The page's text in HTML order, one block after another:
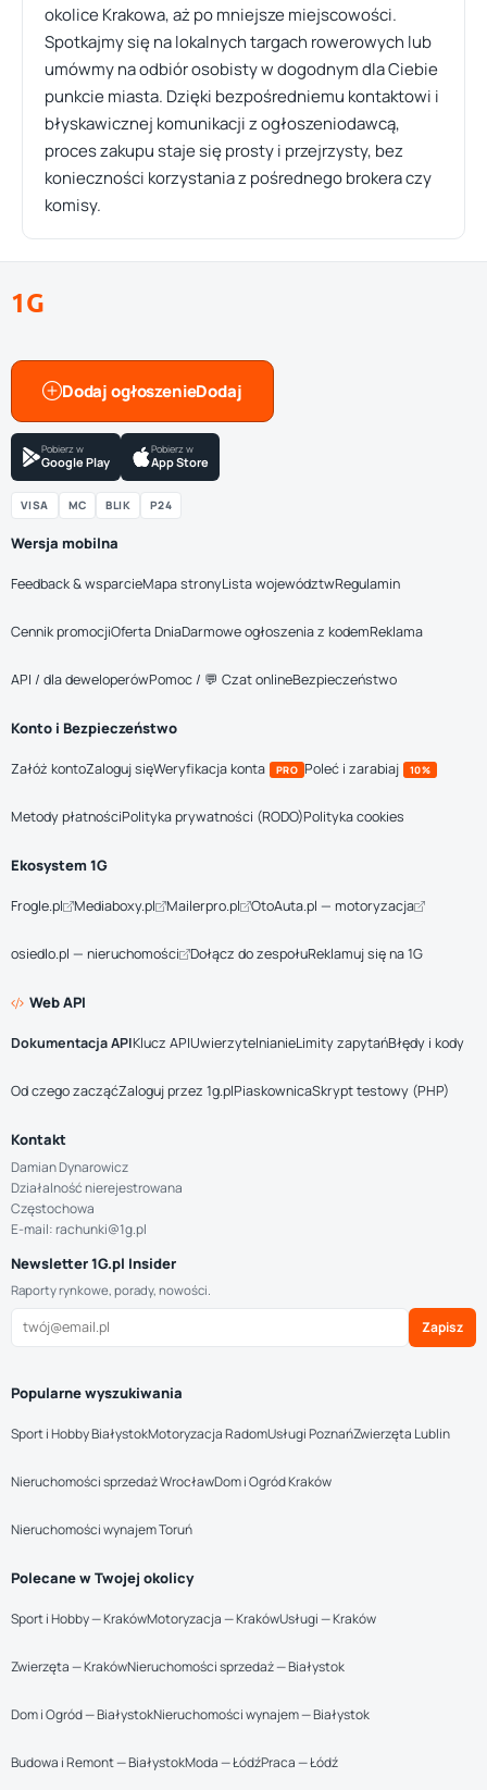
okolice Krakowa, aż po mniejsze miejscowości.
Spotkajmy się na lokalnych targach rowerowych lub
umówmy na odbiór osobisty w dogodnym dla Ciebie
punkcie miasta. Dzięki bezpośredniemu kontaktowi i
błyskawicznej komunikacji z ogłoszeniodawcą,
proces zakupu staje się prosty i przejrzysty, bez
konieczności korzystania z pośrednego brokera czy
komisy.
1G
Dodaj ogłoszenie
Pobierz w
Google Play
Pobierz w
App Store
VISA MC BLIK P24
Wersja mobilna
Feedback & wsparcieMapa stronyLista województwRegulamin
Cennik promocjiOferta DniaDarmowe ogłoszenia z kodemReklama
API / dla deweloperówPomoc / 💬 Czat onlineBezpieczeństwo
Konto i Bezpieczeństwo
Załóż kontoZaloguj sięWeryfikacja konta PRO Poleć i zarabiaj 10%
Metody płatnościPolityka prywatności (RODO)Polityka cookies
Ekosystem 1G
Frogle.pl Mediaboxy.pl Mailerpro.pl OtoAuta.pl — motoryzacja
osiedlo.pl — nieruchomości Dołącz do zespołuReklamuj się na 1G
Web API
Dokumentacja APIKlucz APIUwierzytelnianieLimity zapytańBłędy i kody
Od czego zacząćZaloguj przez 1g.plPiaskownicaSkrypt testowy (PHP)
Kontakt
Damian Dynarowicz
Działalność nierejestrowana
Częstochowa
E-mail: rachunki@1g.pl
Newsletter 1G.pl Insider
Raporty rynkowe, porady, nowości.
Zapisz
Popularne wyszukiwania
Sport i Hobby BiałystokMotoryzacja RadomUsługi PoznańZwierzęta Lublin
Nieruchomości sprzedaż WrocławDom i Ogród Kraków
Nieruchomości wynajem Toruń
Polecane w Twojej okolicy
Sport i Hobby — KrakówMotoryzacja — KrakówUsługi — Kraków
Zwierzęta — KrakówNieruchomości sprzedaż — Białystok
Dom i Ogród — BiałystokNieruchomości wynajem — Białystok
Budowa i Remont — BiałystokModa — ŁódźPraca — Łódź